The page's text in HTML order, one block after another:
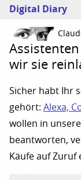
Digital Diary
wir sie
Sicher habt Ihr
gehört: Alexa,
wollen in
beantworten,
Käufe auf Zuruf